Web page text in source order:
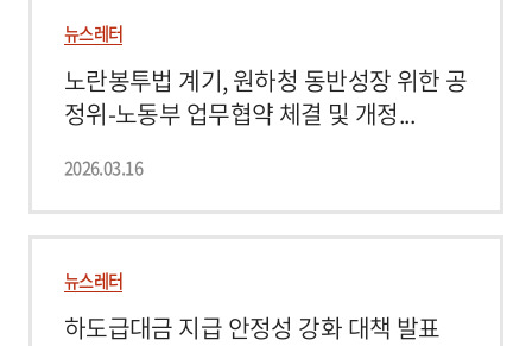
뉴스레터
노란봉투법 계기, 원하청 동반성장 위한 공
정위-노동부 업무협약 체결 및 개정...
2026.03.16
뉴스레터
하도급대금 지급 안정성 강화 대책 발표